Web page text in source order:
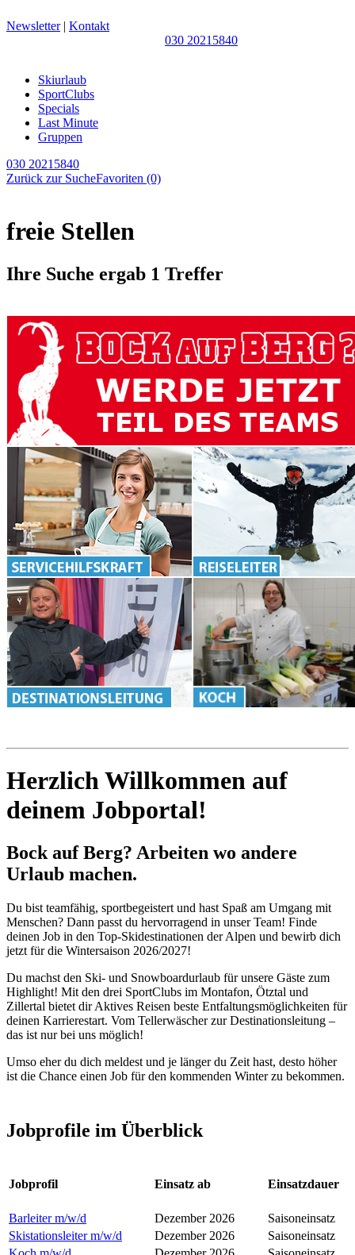
Newsletter| Kontakt
030 20215840
Skiurlaub
SportClubs
Specials
Last Minute
Gruppen
030 20215840
Zurück zur SucheFavoriten (0)
freie Stellen
Ihre Suche ergab 1 Treffer
Herzlich Willkommen auf
deinem Jobportal!
Bock auf Berg? Arbeiten wo andere
Urlaub machen.
Du bist teamfähig, sportbegeistert und hast Spaß am Umgang mit
Menschen? Dann passt du hervorragend in unser Team! Finde
deinen Job in den Top-Skidestinationen der Alpen und bewirb dich
jetzt für die Wintersaison 2026/2027!
Du machst den Ski- und Snowboardurlaub für unsere Gäste zum
Highlight! Mit den drei SportClubs im Montafon, Ötztal und
Zillertal bietet dir Aktives Reisen beste Entfaltungsmöglichkeiten für
deinen Karrierestart. Vom Tellerwäscher zur Destinationsleitung –
das ist nur bei uns möglich!
Umso eher du dich meldest und je länger du Zeit hast, desto höher
ist die Chance einen Job für den kommenden Winter zu bekommen.
Jobprofile im Überblick
Jobprofil Einsatz ab Einsatzdauer
Barleiterm/w/d Dezember 2026
Saisoneinsatz
Skistationsleiterm/w/d Dezember 2026
Saisoneinsatz